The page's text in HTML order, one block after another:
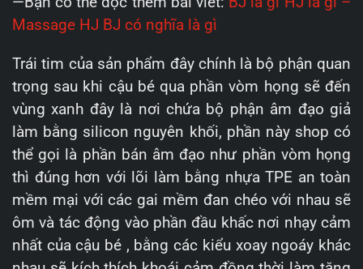
Massage HJ BJ có nghĩa là gì
Trái tim của sản phẩm đây chính là bộ phận quan
trọng sau khi cậu bé qua phần vòm họng sẽ đến
vùng xanh đây là nơi chứa bộ phận âm đạo giả
làm bằng silicon nguyên khối, phần này shop có
thể gọi là phần bán âm đạo như phần vòm họng
thì đúng hơn với lõi làm bằng nhựa TPE an toàn
mềm mại với các gai mềm đan chéo với nhau sẽ
ôm và tác động vào phần đầu khấc nơi nhạy cảm
nhất của cậu bé , bằng các kiểu xoay ngoáy khác